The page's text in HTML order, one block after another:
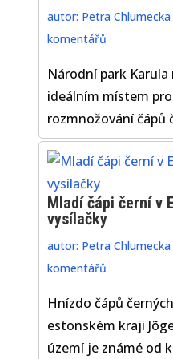
autor: Petra Chlumecka
komentářů
Národní park
ideálním místem
rozmnožování čápů
Mladí čápi černí v
vysílačky
autor: Petra Chlumecka
komentářů
Hnízdo čápů
estonském kraji
území je známé od